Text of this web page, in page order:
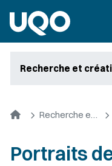
Recherche et
Accueil Recherche et création
Portraits